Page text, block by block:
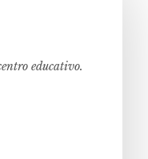
educativo.